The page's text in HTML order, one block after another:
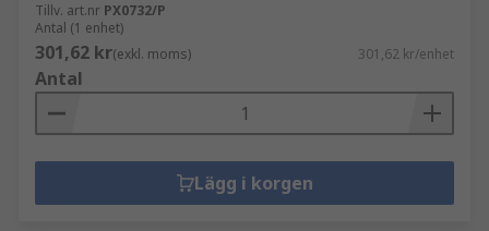
Tillv. art.nr PX0732/P
Antal (1 enhet)
301,62 kr(exkl. moms) 301,62 kr/enhet
Antal
Lägg i korgen